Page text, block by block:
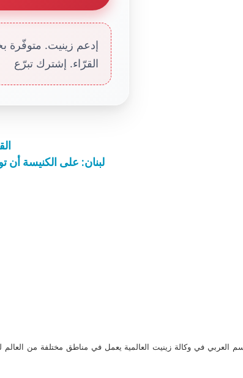
إدعم زينيت. متوفّرة
القرّاء. إشترك تبرّع
لبنان: على الكنيسة أن
العربي في وكالة زينيت العالمية يعمل في مناطق مختلفة من